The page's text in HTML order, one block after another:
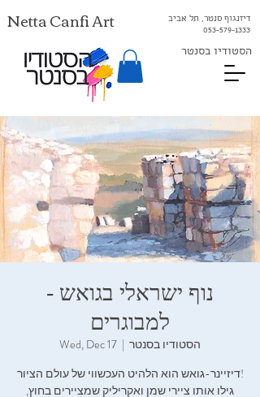
דיזנגוף סנטר, תל אביב
053-579-1333⁩
Netta Canfi Art
הסטודיו בסנטר
נוף ישראלי בגואש -
למבוגרים
Wed, Dec 17
  |
הסטודיו בסנטר
דיזיינר-גואש הוא הלהיט העכשווי של עולם הציור!
גילו אותו ציירי שמן ואקריליק שמציירים בחוץ,